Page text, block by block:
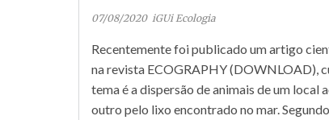
07/08/2020 iGUi Ecologia
Recentemente foi publicado um artigo
na revista ECOGRAPHY (DOWNLOAD),
tema é a dispersão de animais de um local
outro pelo lixo encontrado no mar.